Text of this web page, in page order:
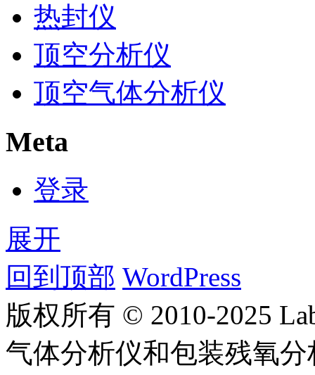
热封仪
顶空分析仪
顶空气体分析仪
Meta
登录
展开
回到顶部 WordPress
版权所有 © 2010-2025
气体分析仪和包装残氧